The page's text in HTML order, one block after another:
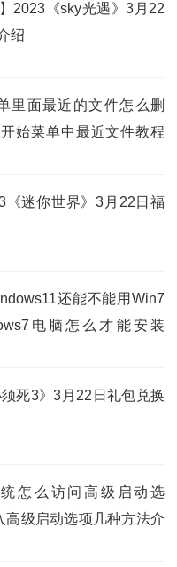
2023《sky光遇》3月22
绍
里面最近的文件怎么删
始菜单中最近文件教程
《迷你世界》3月22日福
还能不能用Win7
电脑怎么才能安装
死3》3月22日礼包兑换
统怎么访问高级启动选
高级启动选项几种方法介